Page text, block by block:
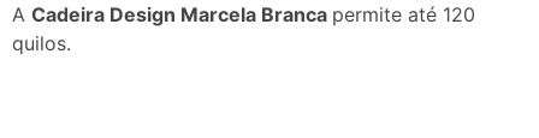
A Cadeira Design Marcela Branca permite até 120
quilos.